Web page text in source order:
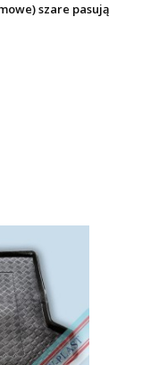
szare pasują